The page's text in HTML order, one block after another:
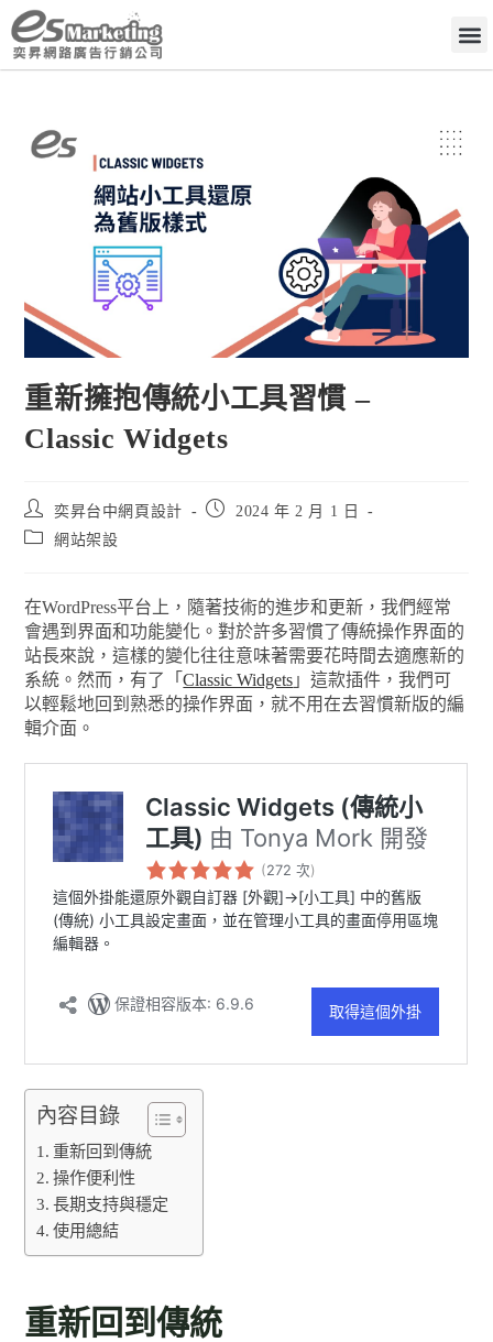
重新擁抱傳統小工具習慣 –
Classic Widgets
奕昇台中網頁設計
2024 年 2 月 1 日
網站架設
在WordPress平台上，隨著技術的進步和更新，我們經常
會遇到界面和功能變化。對於許多習慣了傳統操作界面的
站長來說，這樣的變化往往意味著需要花時間去適應新的
系統。然而，有了「Classic Widgets 」這款插件，我們可
以輕鬆地回到熟悉的操作界面，就不用在去習慣新版的編
輯介面。
內容目錄
重新回到傳統
操作便利性
長期支持與穩定
使用總結
重新回到傳統